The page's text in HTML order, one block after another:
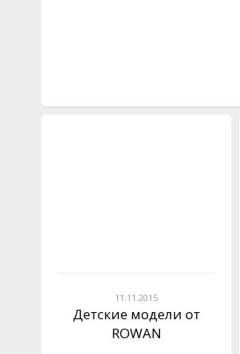
11.11.2015
Детские модели от
ROWAN